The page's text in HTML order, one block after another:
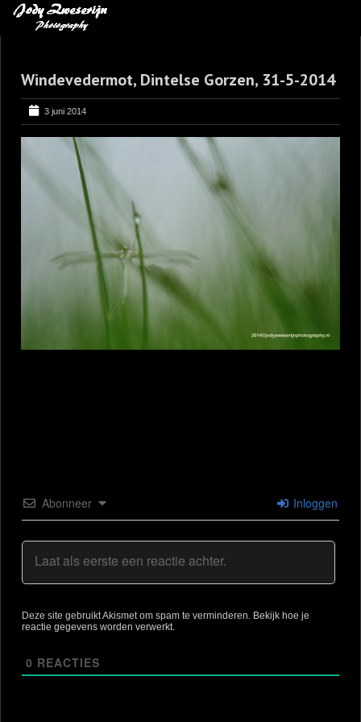
BLOG
LEREN VAN KUNST
BENCE MATE FOTOHUTTEN
Windevedermot, Dintelse Gorzen, 31-5-2014
3 juni 2014
Abonneer Inloggen
Deze site gebruikt Akismet om spam te verminderen. Bekijk hoe je
reactie gegevens worden verwerkt.
0 REACTIES